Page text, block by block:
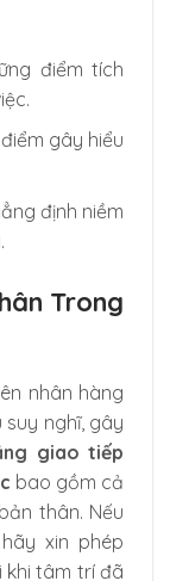
điểm tích
gây hiểu
định niềm
Trong
nhân hàng
nghĩ, gây
giao tiếp
bao gồm cả
thân. Nếu
xin phép
khi tâm trí đã